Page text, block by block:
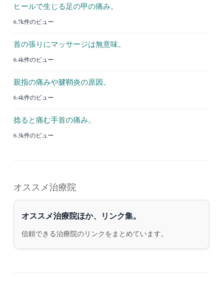
ヒールで生じる足の甲の痛み。
6.7k件のビュー
首の張りにマッサージは無意味。
6.4k件のビュー
親指の痛みや腱鞘炎の原因。
6.4k件のビュー
捻ると痛む手首の痛み。
6.3k件のビュー
オススメ治療院
オススメ治療院ほか、リンク集。
信頼できる治療院のリンクをまとめています。